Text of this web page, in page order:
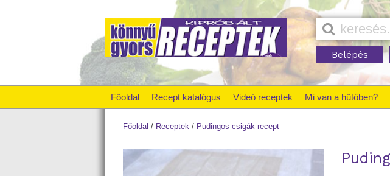
Belépés
Főoldal Recept katalógus Videó receptek Mi van a hűtőben?
Főoldal / Receptek / Pudingos csigák recept